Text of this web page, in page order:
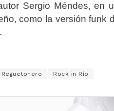
Sergio Méndes, en
como la versión funk
Reguetonero Rock in Río